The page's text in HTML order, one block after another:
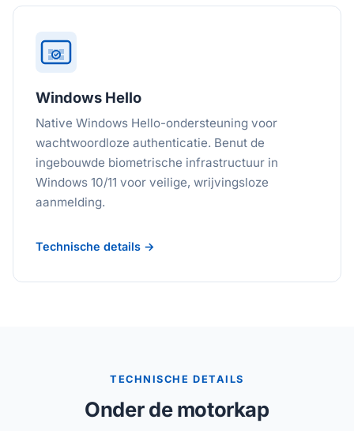
Windows Hello
Native Windows Hello-ondersteuning voor
wachtwoordloze authenticatie. Benut de
ingebouwde biometrische infrastructuur in
Windows 10/11 voor veilige, wrijvingsloze
aanmelding.
Technische details →
TECHNISCHE DETAILS
Onder de motorkap